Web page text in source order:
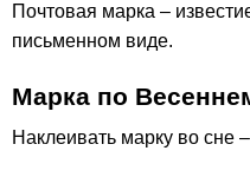
Почтовая марка –
письменном виде.
Марка по
Наклеивать марку во сне